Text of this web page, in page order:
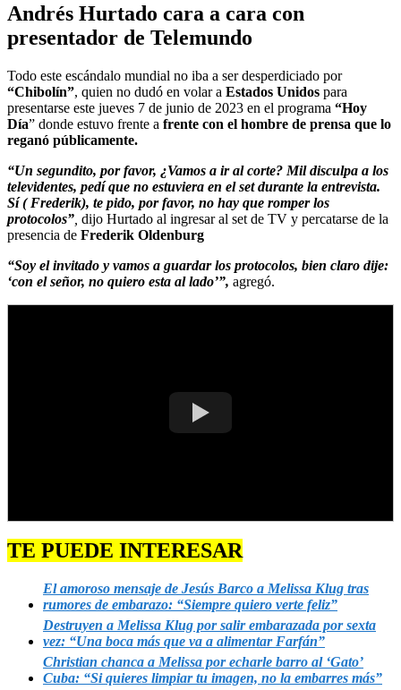
Andrés Hurtado cara a cara con
presentador de Telemundo
Todo este escándalo mundial no iba a ser desperdiciado por
“Chibolín”, quien no dudó en volar a Estados Unidos para
presentarse este jueves 7 de junio de 2023 en el programa “Hoy
Día” donde estuvo frente a frente con el hombre de prensa que lo
reganó públicamente.
“Un segundito, por favor, ¿Vamos a ir al corte? Mil disculpa a los
televidentes, pedí que no estuviera en el set durante la entrevista.
Sí ( Frederik), te pido, por favor, no hay que romper los
protocolos” dijo Hurtado al ingresar al set de TV y percatarse de la
presencia de Frederik Oldenburg
“Soy el invitado y vamos a guardar los protocolos, bien claro dije:
‘con el señor, no quiero esta al lado’”, agregó.
TE PUEDE INTERESAR
El amoroso mensaje de Jesús Barco a Melissa Klug tras
rumores de embarazo: “Siempre quiero verte feliz”
Destruyen a Melissa Klug por salir embarazada por sexta
vez: “Una boca más que va a alimentar Farfán”
Christian chanca a Melissa por echarle barro al ‘Gato’
Cuba: “Si quieres limpiar tu imagen, no la embarres más”